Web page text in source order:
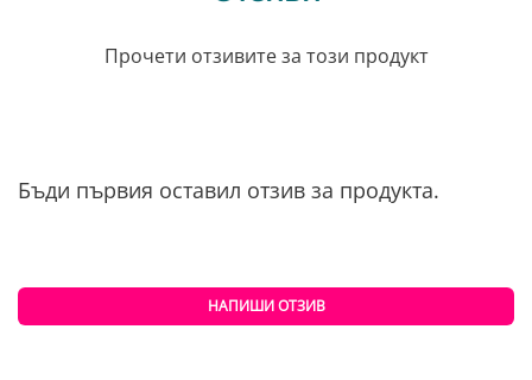
Прочети отзивите за този продукт
Бъди първия оставил отзив за продукта.
НАПИШИ ОТЗИВ